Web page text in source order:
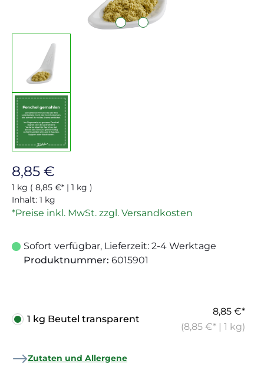
Regulärer Preis:
8,85 €
1 kg ( 8,85 €* | 1 kg )
Inhalt: 1 kg
*Preise inkl. MwSt. zzgl. Versandkosten
Sofort verfügbar, Lieferzeit: 2-4 Werktage
Produktnummer: 6015901
1 kg Beutel transparent
8,85 €*
(8,85 €* | 1 kg)
Zutaten und Allergene